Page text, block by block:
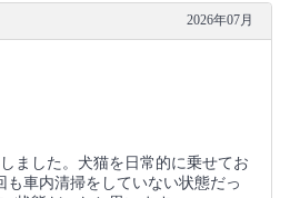
2026年07月
ました。犬猫を日常的に乗せてお
も車内清掃をしていない状態だっ